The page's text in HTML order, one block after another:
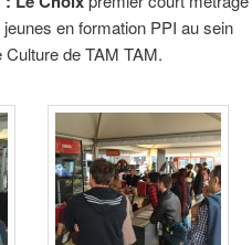
en formation PPI au sein
Culture de TAM TAM.